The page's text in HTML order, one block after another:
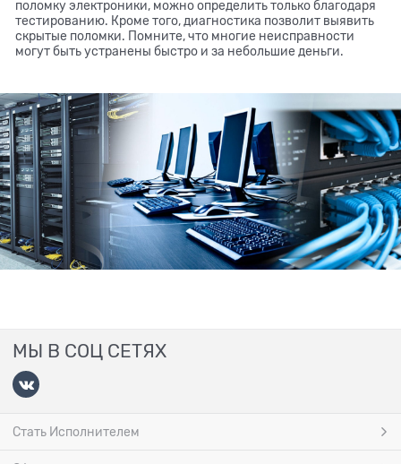
поломку электроники, можно определить только благодаря
тестированию. Кроме того, диагностика позволит выявить
скрытые поломки. Помните, что многие неисправности
могут быть устранены быстро и за небольшие деньги.
МЫ В СОЦ СЕТЯХ
Стать Исполнителем